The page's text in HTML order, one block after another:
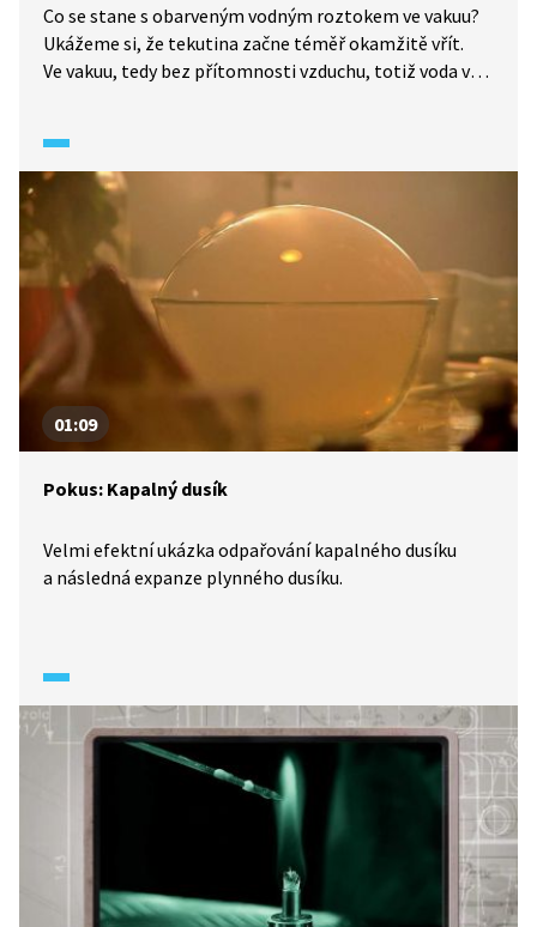
Co se stane s obarveným vodným roztokem ve vakuu?
Ukážeme si, že tekutina začne téměř okamžitě vřít.
Ve vakuu, tedy bez přítomnosti vzduchu, totiž voda vře
01:09
Pokus: Kapalný dusík
Velmi efektní ukázka odpařování kapalného dusíku
a následná expanze plynného dusíku.